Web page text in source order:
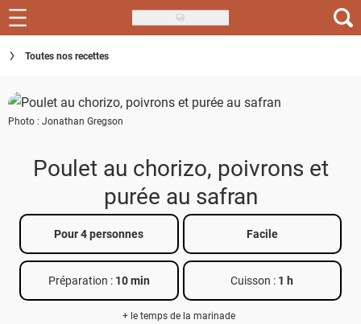
Skip
to
main
Recettes
Inspirations
Conseils
Menu de la semaine
Téléchargez l'app Saveurs Recettes
Index des recettes
Guide d'achat
Toutes nos recettes
Photo : Jonathan Gregson
Poulet au chorizo, poivrons et
purée au safran
Pour 4 personnes Facile
Préparation : 10 min Cuisson : 1 h
+ le temps de la marinade